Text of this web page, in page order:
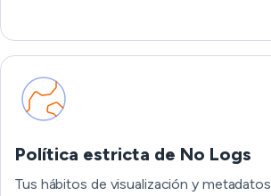
Política estricta de No Logs
Tus hábitos de visualización y